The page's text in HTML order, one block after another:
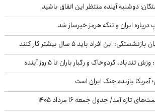
دوشنبه آینده منتظر این اتفاق باشید
ایران و تنگه هرمز خبرساز شد
این افراد باید ۵ سال بیشتر کار کنند
گردوخاک و رگبار باران تا ۵ روز آینده
تازه آمد/ جدول جمعه ۱۶ مرداد ۱۴۰۵